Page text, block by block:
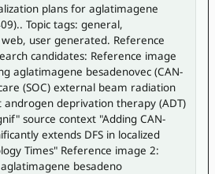
plans for aglatimagene
Topic tags: general,
user generated. Reference
candidates: Reference image
aglatimagene besadenovec (CAN-
(SOC) external beam radiation
androgen deprivation therapy (ADT)
source context "Adding CAN-
extends DFS in localized
Times" Reference image 2:
besadeno